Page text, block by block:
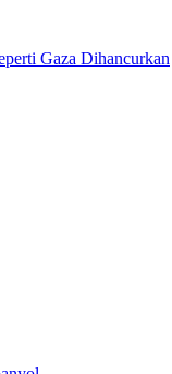
Gaza Dihancurkan